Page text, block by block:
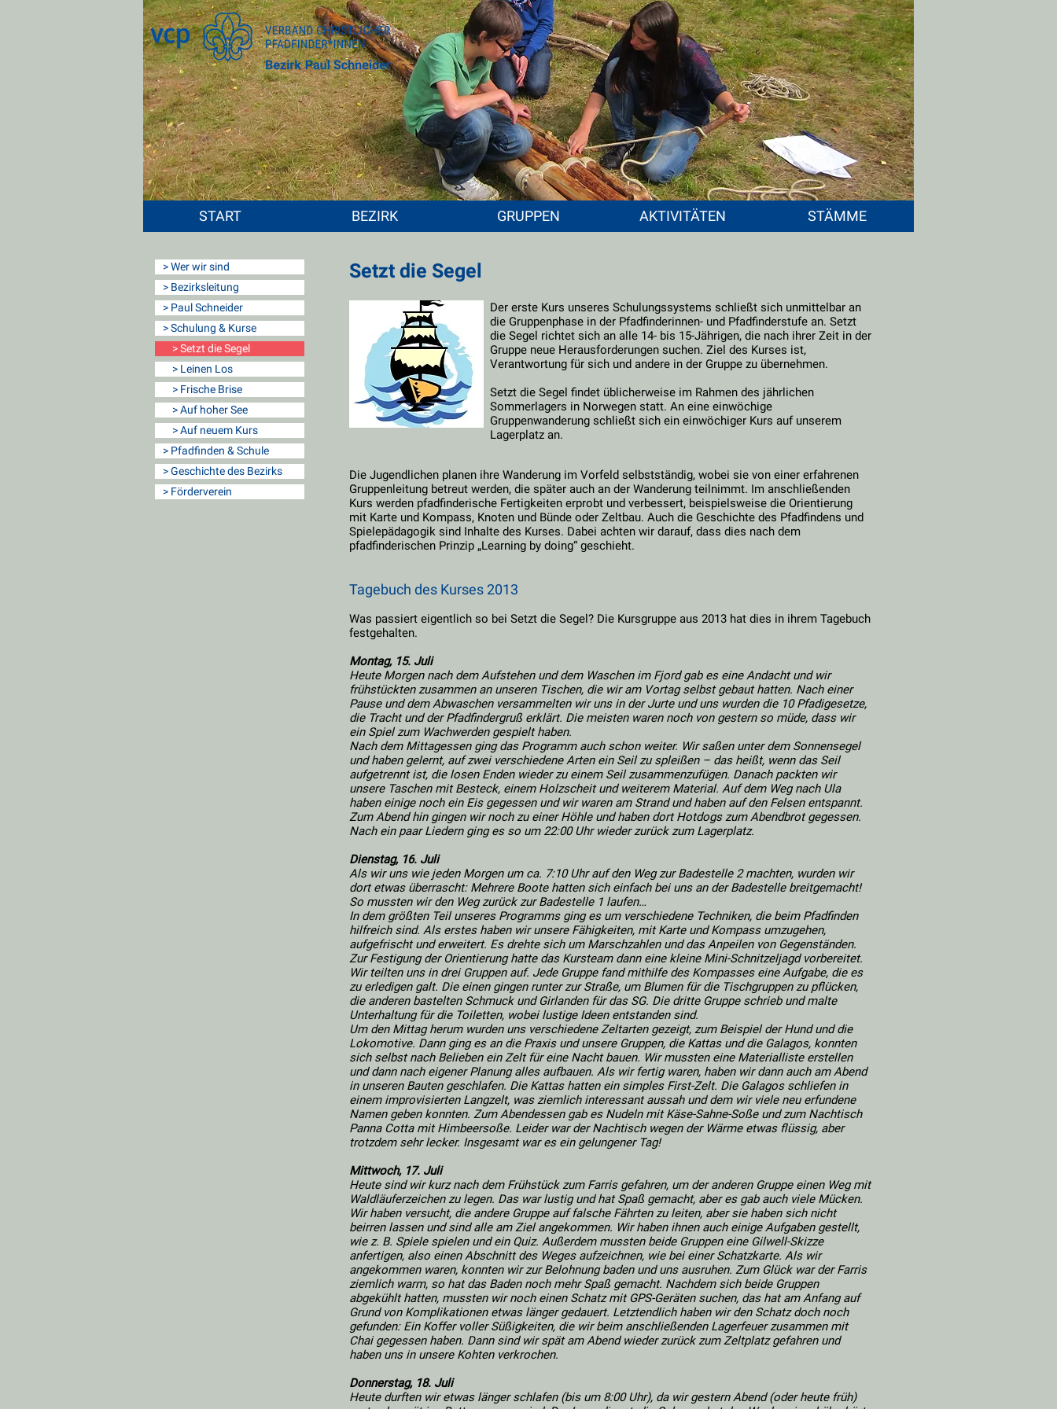
START BEZIRK GRUPPEN AKTIVITÄTEN STÄMME
> Wer wir sind
> Bezirksleitung
> Paul Schneider
> Schulung & Kurse
> Setzt die Segel
> Leinen Los
> Frische Brise
> Auf hoher See
> Auf neuem Kurs
> Pfadfinden & Schule
> Geschichte des Bezirks
> Förderverein
Setzt die Segel
Der erste Kurs unseres Schulungssystems schließt sich unmittelbar an
die Gruppenphase in der Pfadfinderinnen- und Pfadfinderstufe an. Setzt
die Segel richtet sich an alle 14- bis 15-Jährigen, die nach ihrer Zeit in der
Gruppe neue Herausforderungen suchen. Ziel des Kurses ist,
Verantwortung für sich und andere in der Gruppe zu übernehmen.
Setzt die Segel findet üblicherweise im Rahmen des jährlichen
Sommerlagers in Norwegen statt. An eine einwöchige
Gruppenwanderung schließt sich ein einwöchiger Kurs auf unserem
Lagerplatz an.
Die Jugendlichen planen ihre Wanderung im Vorfeld selbstständig, wobei sie von einer erfahrenen
Gruppenleitung betreut werden, die später auch an der Wanderung teilnimmt. Im anschließenden
Kurs werden pfadfinderische Fertigkeiten erprobt und verbessert, beispielsweise die Orientierung
mit Karte und Kompass, Knoten und Bünde oder Zeltbau. Auch die Geschichte des Pfadfindens und
Spielepädagogik sind Inhalte des Kurses. Dabei achten wir darauf, dass dies nach dem
pfadfinderischen Prinzip „Learning by doing“ geschieht.
Tagebuch des Kurses 2013
Was passiert eigentlich so bei Setzt die Segel? Die Kursgruppe aus 2013 hat dies in ihrem Tagebuch
festgehalten.
Montag, 15. Juli
Heute Morgen nach dem Aufstehen und dem Waschen im Fjord gab es eine Andacht und wir
frühstückten zusammen an unseren Tischen, die wir am Vortag selbst gebaut hatten. Nach einer
Pause und dem Abwaschen versammelten wir uns in der Jurte und uns wurden die 10 Pfadigesetze,
die Tracht und der Pfadfindergruß erklärt. Die meisten waren noch von gestern so müde, dass wir
ein Spiel zum Wachwerden gespielt haben.
Nach dem Mittagessen ging das Programm auch schon weiter. Wir saßen unter dem Sonnensegel
und haben gelernt, auf zwei verschiedene Arten ein Seil zu spleißen – das heißt, wenn das Seil
aufgetrennt ist, die losen Enden wieder zu einem Seil zusammenzufügen. Danach packten wir
unsere Taschen mit Besteck, einem Holzscheit und weiterem Material. Auf dem Weg nach Ula
haben einige noch ein Eis gegessen und wir waren am Strand und haben auf den Felsen entspannt.
Zum Abend hin gingen wir noch zu einer Höhle und haben dort Hotdogs zum Abendbrot gegessen.
Nach ein paar Liedern ging es so um 22:00 Uhr wieder zurück zum Lagerplatz.
Dienstag, 16. Juli
Als wir uns wie jeden Morgen um ca. 7:10 Uhr auf den Weg zur Badestelle 2 machten, wurden wir
dort etwas überrascht: Mehrere Boote hatten sich einfach bei uns an der Badestelle breitgemacht!
So mussten wir den Weg zurück zur Badestelle 1 laufen…
In dem größten Teil unseres Programms ging es um verschiedene Techniken, die beim Pfadfinden
hilfreich sind. Als erstes haben wir unsere Fähigkeiten, mit Karte und Kompass umzugehen,
aufgefrischt und erweitert. Es drehte sich um Marschzahlen und das Anpeilen von Gegenständen.
Zur Festigung der Orientierung hatte das Kursteam dann eine kleine Mini-Schnitzeljagd vorbereitet.
Wir teilten uns in drei Gruppen auf. Jede Gruppe fand mithilfe des Kompasses eine Aufgabe, die es
zu erledigen galt. Die einen gingen runter zur Straße, um Blumen für die Tischgruppen zu pflücken,
die anderen bastelten Schmuck und Girlanden für das SG. Die dritte Gruppe schrieb und malte
Unterhaltung für die Toiletten, wobei lustige Ideen entstanden sind.
Um den Mittag herum wurden uns verschiedene Zeltarten gezeigt, zum Beispiel der Hund und die
Lokomotive. Dann ging es an die Praxis und unsere Gruppen, die Kattas und die Galagos, konnten
sich selbst nach Belieben ein Zelt für eine Nacht bauen. Wir mussten eine Materialliste erstellen
und dann nach eigener Planung alles aufbauen. Als wir fertig waren, haben wir dann auch am Abend
in unseren Bauten geschlafen. Die Kattas hatten ein simples First-Zelt. Die Galagos schliefen in
einem improvisierten Langzelt, was ziemlich interessant aussah und dem wir viele neu erfundene
Namen geben konnten. Zum Abendessen gab es Nudeln mit Käse-Sahne-Soße und zum Nachtisch
Panna Cotta mit Himbeersoße. Leider war der Nachtisch wegen der Wärme etwas flüssig, aber
trotzdem sehr lecker. Insgesamt war es ein gelungener Tag!
Mittwoch, 17. Juli
Heute sind wir kurz nach dem Frühstück zum Farris gefahren, um der anderen Gruppe einen Weg mit
Waldläuferzeichen zu legen. Das war lustig und hat Spaß gemacht, aber es gab auch viele Mücken.
Wir haben versucht, die andere Gruppe auf falsche Fährten zu leiten, aber sie haben sich nicht
beirren lassen und sind alle am Ziel angekommen. Wir haben ihnen auch einige Aufgaben gestellt,
wie z. B. Spiele spielen und ein Quiz. Außerdem mussten beide Gruppen eine Gilwell-Skizze
anfertigen, also einen Abschnitt des Weges aufzeichnen, wie bei einer Schatzkarte. Als wir
angekommen waren, konnten wir zur Belohnung baden und uns ausruhen. Zum Glück war der Farris
ziemlich warm, so hat das Baden noch mehr Spaß gemacht. Nachdem sich beide Gruppen
abgekühlt hatten, mussten wir noch einen Schatz mit GPS-Geräten suchen, das hat am Anfang auf
Grund von Komplikationen etwas länger gedauert. Letztendlich haben wir den Schatz doch noch
gefunden: Ein Koffer voller Süßigkeiten, die wir beim anschließenden Lagerfeuer zusammen mit
Chai gegessen haben. Dann sind wir spät am Abend wieder zurück zum Zeltplatz gefahren und
haben uns in unsere Kohten verkrochen.
Donnerstag, 18. Juli
Heute durften wir etwas länger schlafen (bis um 8:00 Uhr), da wir gestern Abend (oder heute früh)